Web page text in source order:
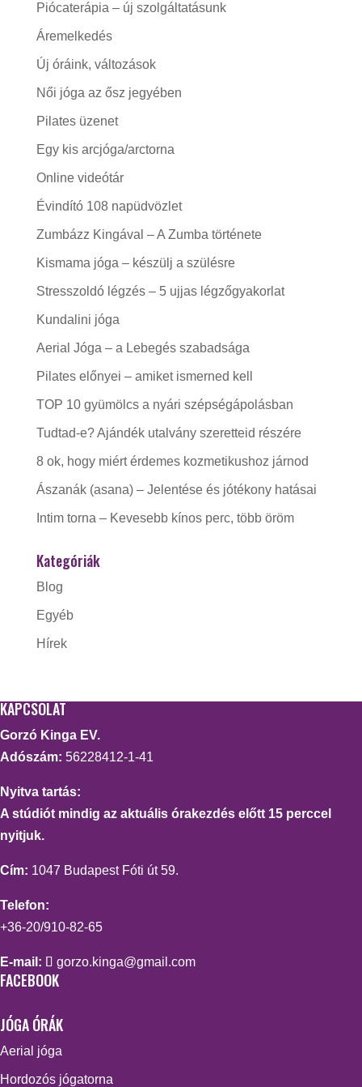
Piócaterápia – új szolgáltatásunk
Áremelkedés
Új óráink, változások
Női jóga az ősz jegyében
Pilates üzenet
Egy kis arcjóga/arctorna
Online videótár
Évindító 108 napüdvözlet
Zumbázz Kingával – A Zumba története
Kismama jóga – készülj a szülésre
Stresszoldó légzés – 5 ujjas légzőgyakorlat
Kundalini jóga
Aerial Jóga – a Lebegés szabadsága
Pilates előnyei – amiket ismerned kell
TOP 10 gyümölcs a nyári szépségápolásban
Tudtad-e? Ajándék utalvány szeretteid részére
8 ok, hogy miért érdemes kozmetikushoz járnod
Ászanák (asana) – Jelentése és jótékony hatásai
Intim torna – Kevesebb kínos perc, több öröm
Kategóriák
Blog
Egyéb
Hírek
KAPCSOLAT
Gorzó Kinga EV.
Adószám: 56228412-1-41
Nyitva tartás:
A stúdiót mindig az aktuális órakezdés előtt 15 perccel
nyitjuk.
Cím: 1047 Budapest Fóti út 59.
Telefon:
+36-20/910-82-65
E-mail: gorzo.kinga@gmail.com
FACEBOOK
JÓGA ÓRÁK
Aerial jóga
Hordozós jógatorna